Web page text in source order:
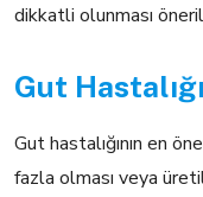
dikkatli olunması
Gut
Gut hastalığının en
fazla olması veya